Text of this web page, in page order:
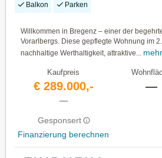
Balkon Parken
Willkommen in Bregenz – einer der
Vorarlbergs. Diese gepflegte Wohnung im
nachhaltige Werthaltigkeit, attraktive...
Kaufpreis
€ 289.000,-
—
Gesponsert
Finanzierung berechnen
—